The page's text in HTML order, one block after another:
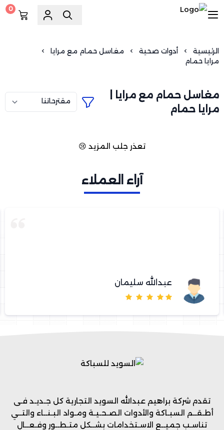
0
الرئيسية أدوات صحية
مغاسل حمام مع مرايا
مرايا حمام
مغاسل حمام مع مرايا |
مرايا حمام
تعذر جلب المزيد 😢
آراء العملاء
عبدالله سليمان
تقدم شركة براهيم عبدالله السويد التجارية كل جـديـد فـى
أطـقــم السبـاكة والأدوات الصـحـيـة ومـواد البـنــاء والتــي
تناسـب جميــع الاسـتخدامات بشــكل متـطــور وفـعــال